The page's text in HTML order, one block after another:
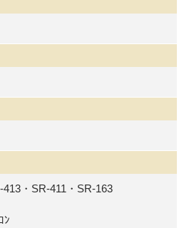
・SR-411・SR-163
ﾝ